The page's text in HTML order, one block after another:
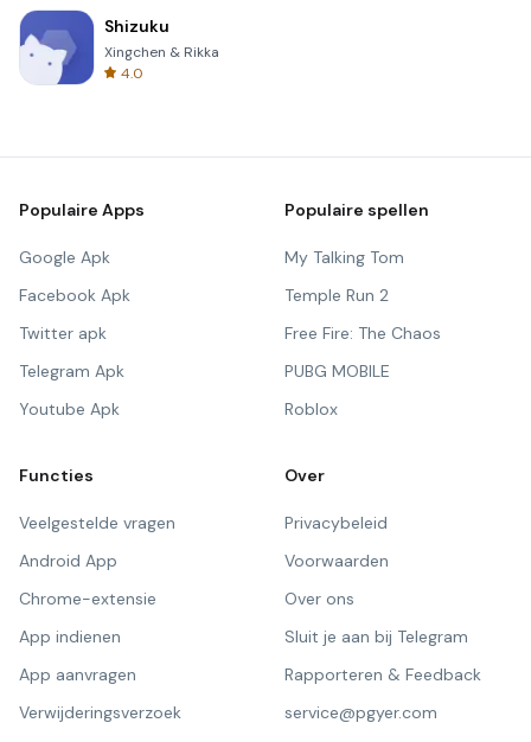
Shizuku
Xingchen & Rikka
4.0
Populaire Apps
Google Apk
Facebook Apk
Twitter apk
Telegram Apk
Youtube Apk
Populaire spellen
My Talking Tom
Temple Run 2
Free Fire: The Chaos
PUBG MOBILE
Roblox
Functies
Veelgestelde vragen
Android App
Chrome-extensie
App indienen
App aanvragen
Verwijderingsverzoek
Over
Privacybeleid
Voorwaarden
Over ons
Sluit je aan bij Telegram
Rapporteren & Feedback
service@pgyer.com